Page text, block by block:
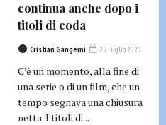
continua anche dopo i
titoli di coda
Cristian Gangemi 25 Luglio 2026
C’è un momento, alla fine di
una serie o di un film, che un
tempo segnava una chiusura
netta. I titoli di...